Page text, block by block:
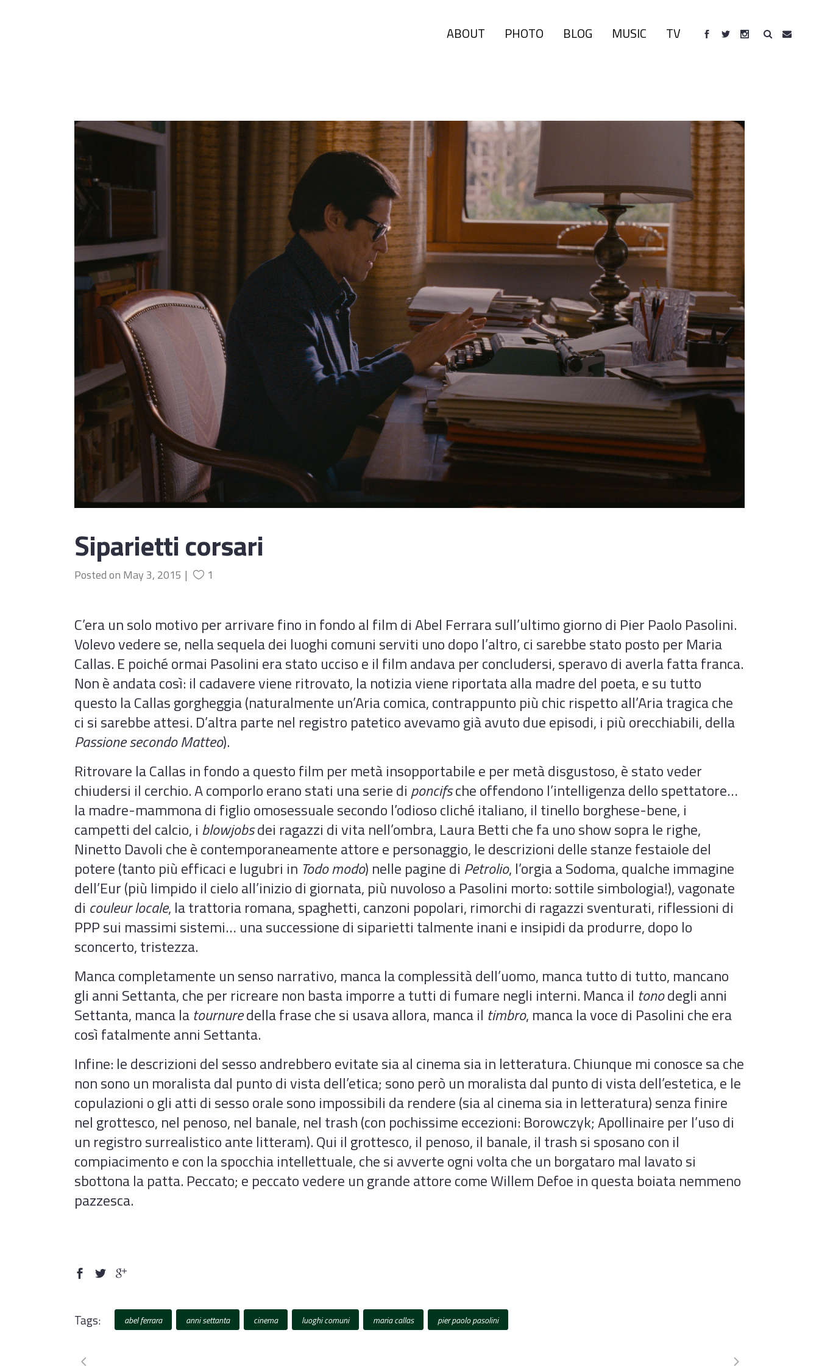
ABOUT PHOTO BLOG MUSIC TV
Siparietti corsari
Posted on May 3, 2015 1
C’era un solo motivo per arrivare fino in fondo al film di Abel Ferrara sull’ultimo giorno di Pier Paolo Pasolini.
Volevo vedere se, nella sequela dei luoghi comuni serviti uno dopo l’altro, ci sarebbe stato posto per Maria
Callas. E poiché ormai Pasolini era stato ucciso e il film andava per concludersi, speravo di averla fatta franca.
Non è andata così: il cadavere viene ritrovato, la notizia viene riportata alla madre del poeta, e su tutto
questo la Callas gorgheggia (naturalmente un’Aria comica, contrappunto più chic rispetto all’Aria tragica che
ci si sarebbe attesi. D’altra parte nel registro patetico avevamo già avuto due episodi, i più orecchiabili, della
Passione secondo Matteo).
Ritrovare la Callas in fondo a questo film per metà insopportabile e per metà disgustoso, è stato veder
chiudersi il cerchio. A comporlo erano stati una serie di poncifsche offendono l’intelligenza dello spettatore…
la madre-mammona di figlio omosessuale secondo l’odioso cliché italiano, il tinello borghese-bene, i
campetti del calcio, i blowjobsdei ragazzi di vita nell’ombra, Laura Betti che fa uno show sopra le righe,
Ninetto Davoli che è contemporaneamente attore e personaggio, le descrizioni delle stanze festaiole del
potere (tanto più efficaci e lugubri in Todo modo) nelle pagine di Petrolio, l’orgia a Sodoma, qualche immagine
dell’Eur (più limpido il cielo all’inizio di giornata, più nuvoloso a Pasolini morto: sottile simbologia!), vagonate
di couleur locale, la trattoria romana, spaghetti, canzoni popolari, rimorchi di ragazzi sventurati, riflessioni di
PPP sui massimi sistemi… una successione di siparietti talmente inani e insipidi da produrre, dopo lo
sconcerto, tristezza.
Manca completamente un senso narrativo, manca la complessità dell’uomo, manca tutto di tutto, mancano
gli anni Settanta, che per ricreare non basta imporre a tutti di fumare negli interni. Manca il tonodegli anni
Settanta, manca latournuredella frase che si usava allora, manca il timbro, manca la voce di Pasolini che era
così fatalmente anni Settanta.
Infine: le descrizioni del sesso andrebbero evitate sia al cinema sia in letteratura. Chiunque mi conosce sa che
non sono un moralista dal punto di vista dell’etica; sono però un moralista dal punto di vista dell’estetica, e le
copulazioni o gli atti di sesso orale sono impossibili da rendere (sia al cinema sia in letteratura) senza finire
nel grottesco, nel penoso, nel banale, nel trash (con pochissime eccezioni: Borowczyk; Apollinaire per l’uso di
un registro surrealistico ante litteram). Qui il grottesco, il penoso, il banale, il trash si sposano con il
compiacimento e con la spocchia intellettuale, che si avverte ogni volta che un borgataro mal lavato si
sbottona la patta. Peccato; e peccato vedere un grande attore come Willem Defoe in questa boiata nemmeno
pazzesca.
Tags: abel ferrara anni settanta cinema luoghi comuni maria callas pier paolo pasolini